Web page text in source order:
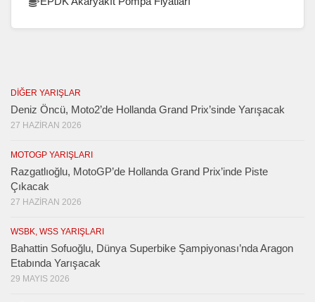
DIĞER YARIŞLAR
Deniz Öncü, Moto2’de Hollanda Grand Prix’sinde Yarışacak
27 HAZIRAN 2026
MOTOGP YARIŞLARI
Razgatlıoğlu, MotoGP’de Hollanda Grand Prix’inde Piste
Çıkacak
27 HAZIRAN 2026
WSBK, WSS YARIŞLARI
Bahattin Sofuoğlu, Dünya Superbike Şampiyonası’nda Aragon
Etabında Yarışacak
29 MAYIS 2026